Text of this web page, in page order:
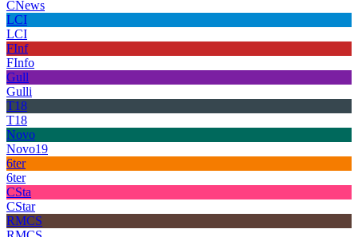
CNews
LCI
LCI
FInf
FInfo
Gull
Gulli
T18
T18
Novo
Novo19
6ter
6ter
CSta
CStar
RMCS